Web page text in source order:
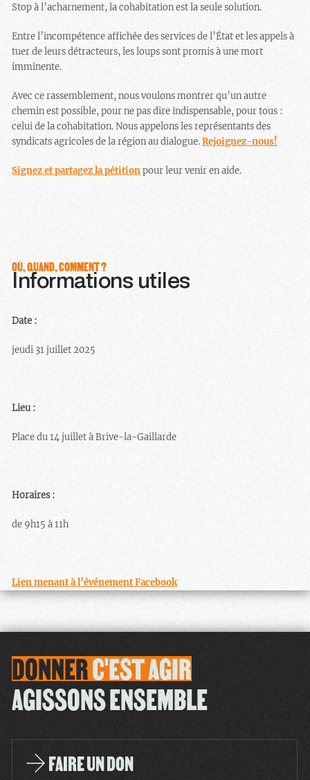
Stop à l’acharnement, la cohabitation est la seule solution.
Entre l’incompétence affichée des services de l’État et les appels à
tuer de leurs détracteurs, les loups sont promis à une mort
imminente.
Avec ce rassemblement, nous voulons montrer qu’un autre
chemin est possible, pour ne pas dire indispensable, pour tous :
celui de la cohabitation. Nous appelons les représentants des
syndicats agricoles de la région au dialogue.Rejoignez-nous!
Signez et partagez la pétitionpour leur venir en aide.
OÙ, QUAND, COMMENT ?
Informations utiles
Date :
jeudi 31 juillet 2025
Lieu :
Place du 14 juillet à Brive-la-Gaillarde
Horaires :
de 9h15 à 11h
Lien menant à l’événement Facebook
DONNERC'ESTAGIR
AGISSONS ENSEMBLE
FAIRE UN DON